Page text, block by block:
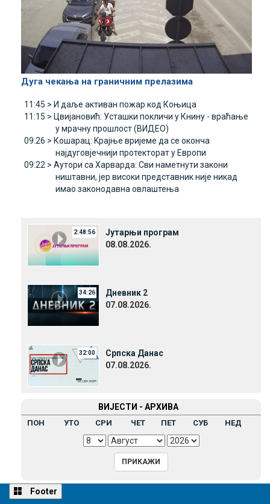
Дуга чекања на граничним прелазима
11:45 > И даље активан пожар код Коњица
11:15 > Цвијановић: Усташки покличи у Книну - враћање
у мрачну прошлост (ВИДЕО)
09:26 > Кошарац: Kрајње вријеме да се оконча
најдуговјечнији протекторат у Eвропи
09:22 > Аутори са Харварда: Сви наметнути закони
ништавни, јер високи представник није никад
имао законодавна овлаштења
2:48:56
Јутарњи програм
08.08.2026.
34:26
Дневник 2
07.08.2026.
32:00
Српска Данас
07.08.2026.
ВИЈЕСТИ - АРХИВА
ПОН УТО СРИ ЧЕТ ПЕТ СУБ НЕД
Footer